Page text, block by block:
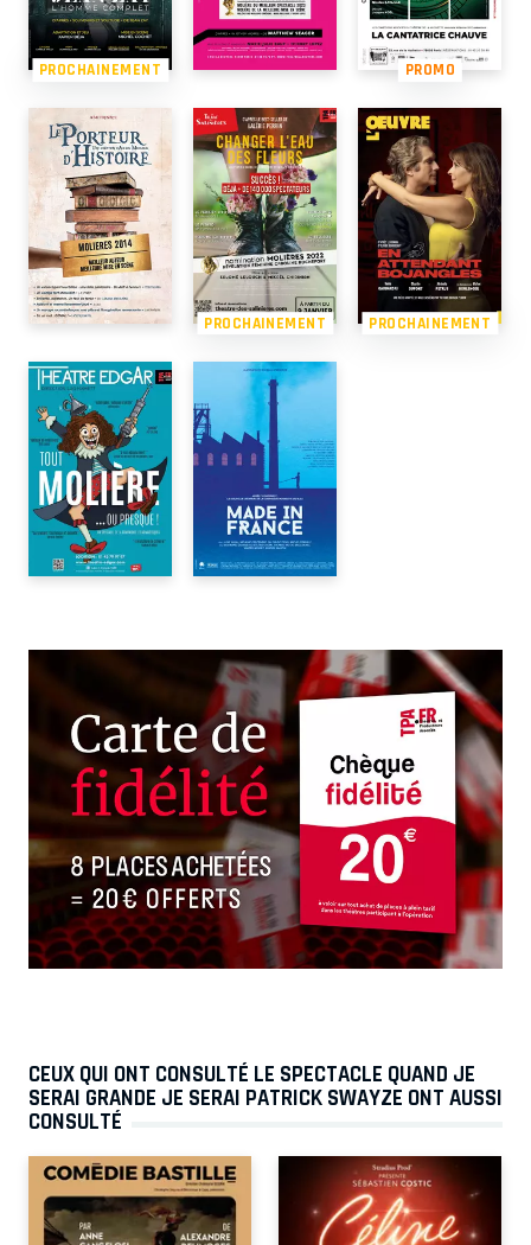
PROCHAINEMENT PROMO
PROCHAINEMENT PROCHAINEMENT
CEUX QUI ONT CONSULTÉ LE SPECTACLE QUAND JE
SERAI GRANDE JE SERAI PATRICK SWAYZE ONT AUSSI
CONSULTÉ